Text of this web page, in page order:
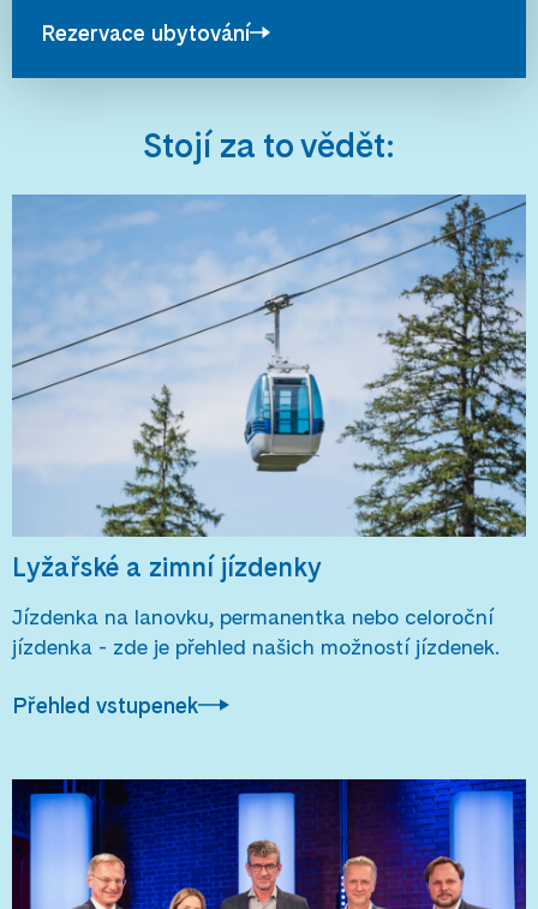
Rezervace ubytování
Stojí za to vědět:
Lyžařské a zimní jízdenky
Jízdenka na lanovku, permanentka nebo celoroční
jízdenka - zde je přehled našich možností jízdenek.
Přehled vstupenek